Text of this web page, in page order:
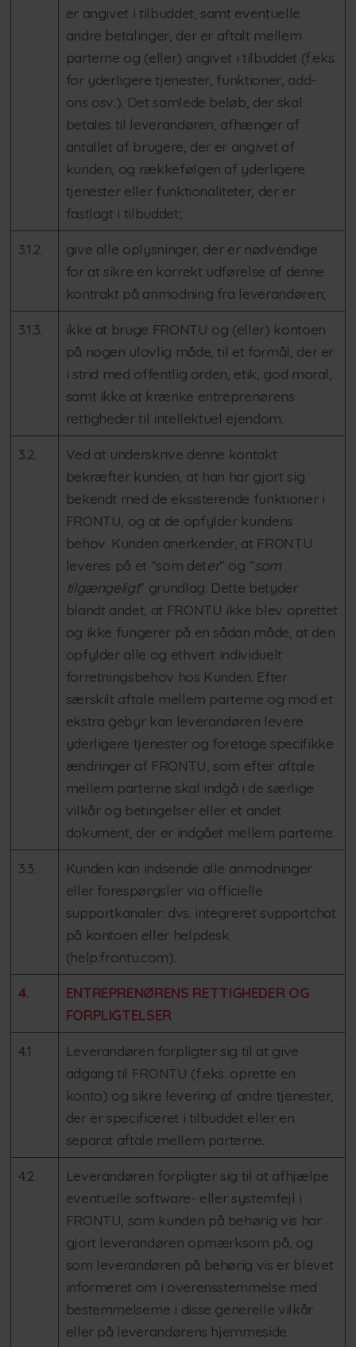
er angivet i tilbuddet, samt eventuelle
andre betalinger, der er aftalt mellem
parterne og (eller) angivet i tilbuddet (f.eks.
for yderligere tjenester, funktioner, add-
ons osv.). Det samlede beløb, der skal
betales til leverandøren, afhænger af
antallet af brugere, der er angivet af
kunden, og rækkefølgen af yderligere
tjenester eller funktionaliteter, der er
fastlagt i tilbuddet;
3.1.2.
give alle oplysninger, der er nødvendige
for at sikre en korrekt udførelse af denne
kontrakt på anmodning fra leverandøren;
3.1.3.
ikke at bruge FRONTU og (eller) kontoen
på nogen ulovlig måde, til et formål, der er
i strid med offentlig orden, etik, god moral,
samt ikke at krænke entreprenørens
rettigheder til intellektuel ejendom.
3.2.
Ved at underskrive denne kontakt
bekræfter kunden, at han har gjort sig
bekendt med de eksisterende funktioner i
FRONTU, og at de opfylder kundens
behov. Kunden anerkender, at FRONTU
leveres på et “som deter” og “som
tilgængeligt” grundlag. Dette betyder
blandt andet, at FRONTU ikke blev oprettet
og ikke fungerer på en sådan måde, at den
opfylder alle og ethvert individuelt
forretningsbehov hos Kunden. Efter
særskilt aftale mellem parterne og mod et
ekstra gebyr kan leverandøren levere
yderligere tjenester og foretage specifikke
ændringer af FRONTU, som efter aftale
mellem parterne skal indgå i de særlige
vilkår og betingelser eller et andet
dokument, der er indgået mellem parterne.
3.3.
Kunden kan indsende alle anmodninger
eller forespørgsler via officielle
supportkanaler: dvs. integreret supportchat
på kontoen eller helpdesk
(help.frontu.com).
4.
ENTREPRENØRENS RETTIGHEDER OG
FORPLIGTELSER
4.1
Leverandøren forpligter sig til at give
adgang til FRONTU (f.eks. oprette en
konto) og sikre levering af andre tjenester,
der er specificeret i tilbuddet eller en
separat aftale mellem parterne.
4.2
Leverandøren forpligter sig til at afhjælpe
eventuelle software- eller systemfejl i
FRONTU, som kunden på behørig vis har
gjort leverandøren opmærksom på, og
som leverandøren på behørig vis er blevet
informeret om i overensstemmelse med
bestemmelserne i disse generelle vilkår
eller på leverandørens hjemmeside.